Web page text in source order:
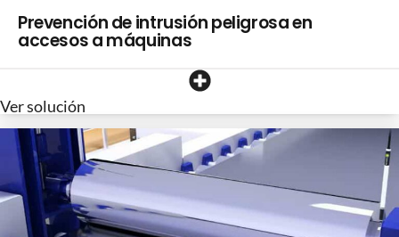
Prevención de intrusión peligrosa en
accesos a máquinas
Ver solución